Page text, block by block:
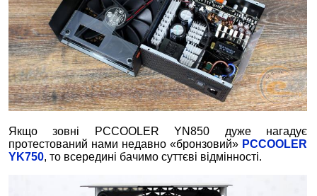
Якщо зовні PCCOOLER YN850 дуже нагадує
протестований нами недавно «бронзовий» PCCOOLER
YK750, то всередині бачимо суттєві відмінності.